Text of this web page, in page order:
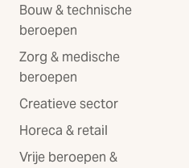
Bouw & technische
beroepen
Zorg & medische
beroepen
Creatieve sector
Horeca & retail
Vrije beroepen &